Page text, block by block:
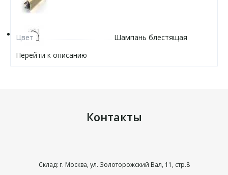
Цвет
Шампань блестящая
Перейти к описанию
Контакты
Склад: г. Москва, ул. Золоторожский Вал, 11, стр.8